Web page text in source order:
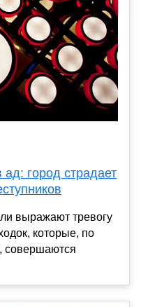
город страдает
выражают тревогу
которые, по
совершаются